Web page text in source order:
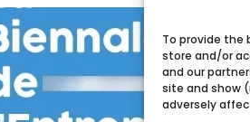
To provide the
store and/or
and our
site and show
adversely